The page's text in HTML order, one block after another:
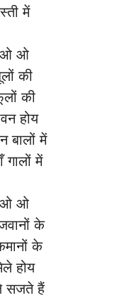
में
ओ
की
की
होय
बालों में
गालों में
ओ
के
के
होय
सजते हैं